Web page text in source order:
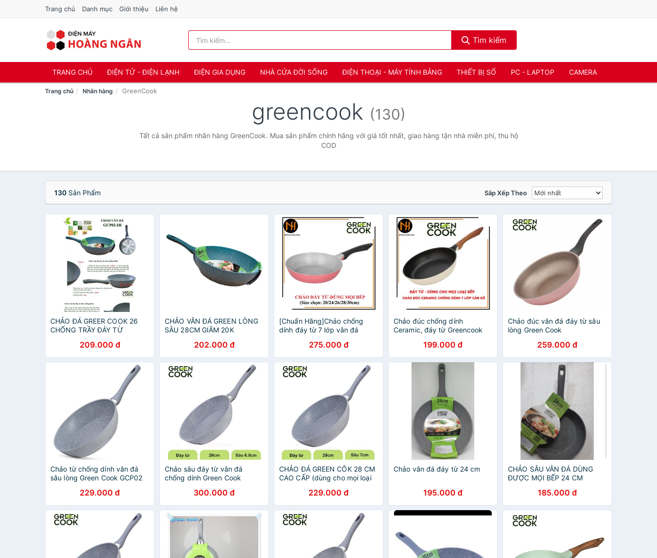
Trang chủ Danh mục Giới thiệu Liên hệ
Tìm kiếm
TRANG CHỦ ĐIỆN TỬ - ĐIỆN LẠNH ĐIỆN GIA DỤNG NHÀ CỬA ĐỜI SỐNG ĐIỆN THOẠI - MÁY TÍNH BẢNG THIẾT BỊ SỐ PC - LAPTOP CAMERA
Trang chủ Nhãn hàng GreenCook
greencook (130)
Tất cả sản phẩm nhãn hàng GreenCook. Mua sản phẩm chính hãng với giá tốt nhất, giao hàng tận nhà miễn phí, thu hộ
COD
130 Sản Phẩm Sắp Xếp Theo
CHẢO ĐÁ GREER COOK 26
CHỐNG TRẦY ĐÁY TỪ
209.000 đ
CHẢO VÂN ĐÁ GREEN LÒNG
SÂU 28CM GIÃM 20K
202.000 đ
[Chuẩn Hãng]Chảo chống
dính đáy từ 7 lớp vân đá
được trên bếp ga, bếp hồng
ngoại, bếp từ
275.000 đ
Chảo đúc chống dính
Ceramic, đáy từ Greencook
24IH 24cm / GCP03-26IH
26cm / GCP03-28IH 28cm
199.000 đ
Chảo đúc vân đá đáy từ sâu
lòng Green Cook
259.000 đ
Chảo từ chống dính vân đá
sâu lòng Green Cook GCP02
229.000 đ
Chảo sâu đáy từ vân đá
chống dính Green Cook
300.000 đ
CHẢO ĐÁ GREEN CÔK 28 CM
CAO CẤP (dùng cho mọi loại
229.000 đ
Chảo vân đá đáy từ 24 cm
195.000 đ
CHẢO SÂU VÂN ĐÁ DÙNG
ĐƯỢC MỌI BẾP 24 CM
185.000 đ